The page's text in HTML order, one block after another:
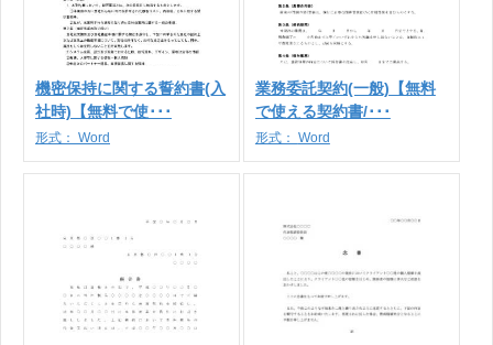
機密保持に関する誓約書(入
社時)【無料で使･･･
形式： Word
業務委託契約(一般)【無料
で使える契約書/･･･
形式： Word